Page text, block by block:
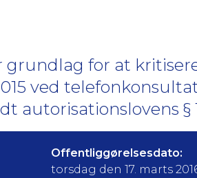
for at
ved
autorisationslovens §
Offentliggørelsesdato:
torsdag den 17. marts